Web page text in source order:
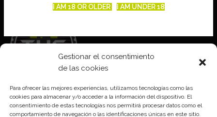
I AM 18 OR OLDER I AM UNDER 18
Gestionar el consentimiento
de las cookies
Para ofrecer las mejores experiencias, utilizamos tecnologías como las
cookies para almacenar y/o acceder a la información del dispositivo. El
consentimiento de estas tecnologías nos permitirá procesar datos como el
comportamiento de navegación o las identificaciones únicas en este sitio.
Aviso legal